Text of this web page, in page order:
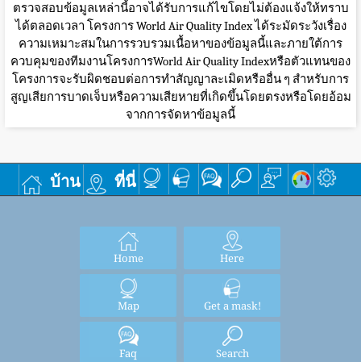
ตรวจสอบข้อมูลเหล่านี้อาจได้รับการแก้ไขโดยไม่ต้องแจ้งให้ทราบ
ได้ตลอดเวลา โครงการ World Air Quality Index ได้ระมัดระวังเรื่อง
ความเหมาะสมในการรวบรวมเนื้อหาของข้อมูลนี้และภายใต้การ
ควบคุมของทีมงานโครงการWorld Air Quality Indexหรือตัวแทนของ
โครงการจะรับผิดชอบต่อการทำสัญญาละเมิดหรืออื่น ๆ สำหรับการ
สูญเสียการบาดเจ็บหรือความเสียหายที่เกิดขึ้นโดยตรงหรือโดยอ้อม
จากการจัดหาข้อมูลนี้
บ้าน ที่นี่
Home Here
Map Get a mask!
Faq Search